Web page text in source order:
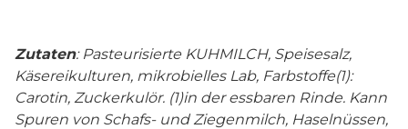
Zutaten: Pasteurisierte KUHMILCH, Speisesalz,
Käsereikulturen, mikrobielles Lab, Farbstoffe(1):
Carotin, Zuckerkulör. (1)in der essbaren Rinde. Kann
Spuren von Schafs- und Ziegenmilch, Haselnüssen,